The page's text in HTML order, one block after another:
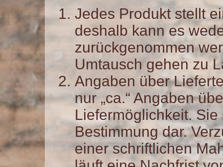
Jedes Produkt stellt
deshalb kann es
zurückgenommen
Umtausch gehen zu
Angaben über
nur „ca.“ Angaben
Liefermöglichkeit.
Bestimmung dar.
einer schriftlichen